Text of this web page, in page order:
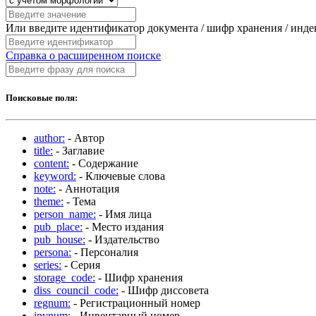
Или введите идентификатор документа / шифр хранения /
Справка о расширенном поиске
Поисковые поля:
author: - Автор
title: - Заглавие
content: - Содержание
keyword: - Ключевые слова
note: - Аннотация
theme: - Тема
person_name: - Имя лица
pub_place: - Место издания
pub_house: - Издательство
persona: - Персоналия
series: - Серия
storage_code: - Шифр хранения
diss_council_code: - Шифр диссовета
regnum: - Регистрационный номер